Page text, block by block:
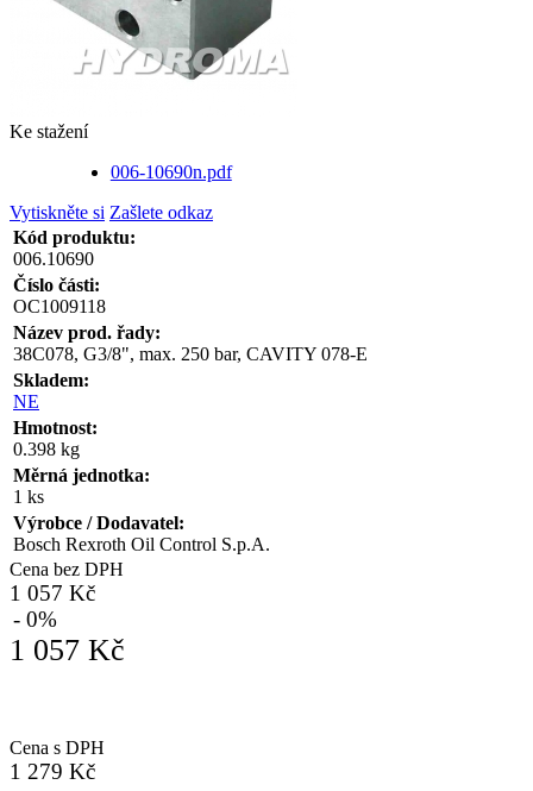
Ke stažení
006-10690n.pdf
Vytiskněte si Zašlete odkaz
Kód produktu:
006.10690
Číslo části:
OC1009118
Název prod. řady:
38C078, G3/8", max. 250 bar, CAVITY 078-E
Skladem:
NE
Hmotnost:
0.398 kg
Měrná jednotka:
1 ks
Výrobce / Dodavatel:
Bosch Rexroth Oil Control S.p.A.
Cena bez DPH
1 057 Kč
- 0%
1 057 Kč
Cena s DPH
1 279 Kč